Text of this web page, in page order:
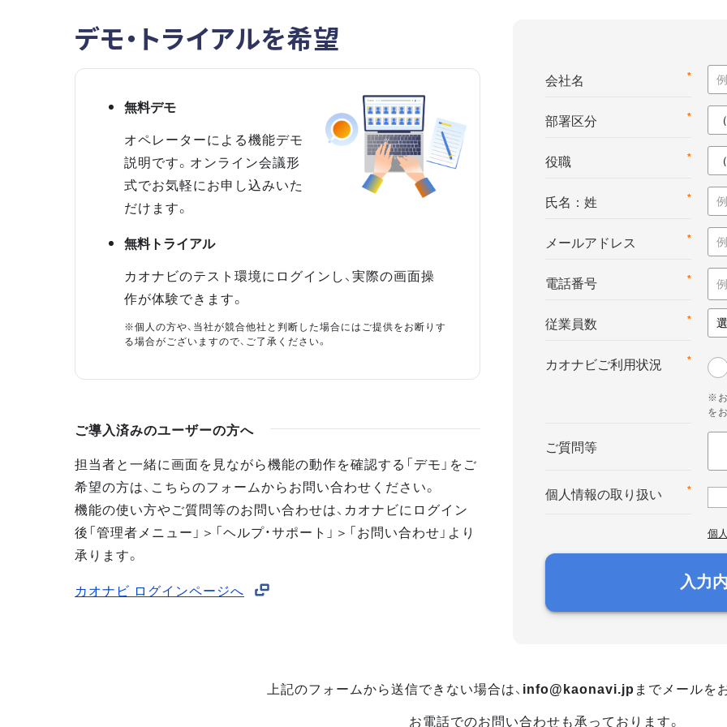
デモ・トライアルを希望
無料デモ
オペレーターによる機能デモ
説明です。オンライン会議形
式でお気軽にお申し込みいた
だけます。
無料トライアル
カオナビのテスト環境にログインし、実際の画面操
作が体験できます。
※個人の方や、当社が競合他社と判断した場合にはご提供をお断りす
る場合がございますので、ご了承ください。
ご導入済みのユーザーの方へ
担当者と一緒に画面を見ながら機能の動作を確認する「デモ」をご
希望の方は、こちらのフォームからお問い合わせください。
機能の使い方やご質問等のお問い合わせは、カオナビにログイン
後「管理者メニュー」＞「ヘルプ・サポート」＞「お問い合わせ」より
承ります。
カオナビ ログインページへ
*
会社名
*
部署区分
*
役職
*
氏名：姓
*
メールアドレス
*
電話番号
*
従業員数
*
カオナビご利用状況
※お
を
ご質問等
*
個人情報の取り扱い
個
入力
上記のフォームから送信できない場合は、 info@kaonavi.jp までメールを
お電話でのお問い合わせも承っております。